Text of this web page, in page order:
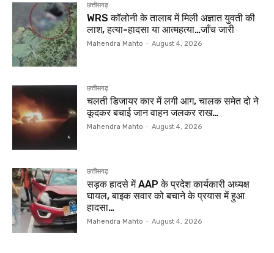
छत्तीसगढ़
WRS कॉलोनी के तालाब में मिली अज्ञात युवती की
लाश, हत्या-हादसा या आत्महत्या…जाँच जारी
Mahendra Mahto - August 4, 2026
छत्तीसगढ़
चलती डिजायर कार में लगी आग, चालक समेत दो ने
कूदकर बचाई जान वाहन जलकर राख…
Mahendra Mahto - August 4, 2026
छत्तीसगढ़
सड़क हादसे में AAP के प्रदेश कार्यकारी अध्यक्ष
घायल, बाइक सवार को बचाने के प्रयास में हुआ
हादसा…
Mahendra Mahto - August 4, 2026